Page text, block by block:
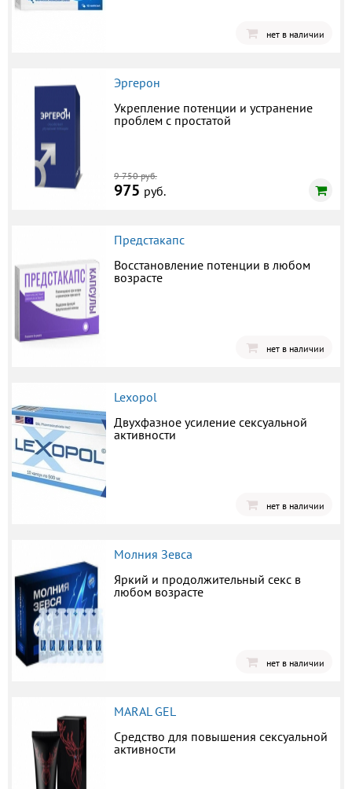
нет в наличии
Эргерон
Укрепление потенции и устранение
проблем с простатой
9 750 руб.
975 руб.
Предстакапс
Восстановление потенции в любом
возрасте
нет в наличии
Lexopol
Двухфазное усиление сексуальной
активности
нет в наличии
Молния Зевса
Яркий и продолжительный секс в
любом возрасте
нет в наличии
MARAL GEL
Средство для повышения сексуальной
активности